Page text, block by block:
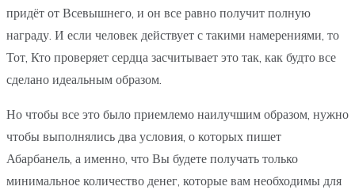
придёт от Всевышнего, и он все равно получит полную
награду. И если человек действует с такими намерениями, то
Тот, Кто проверяет сердца засчитывает это так, как будто все
сделано идеальным образом.
Но чтобы все это было приемлемо наилучшим образом, нужно
чтобы выполнялись два условия, о которых пишет
Абарбанель, а именно, что Вы будете получать только
минимальное количество денег, которые вам необходимы для